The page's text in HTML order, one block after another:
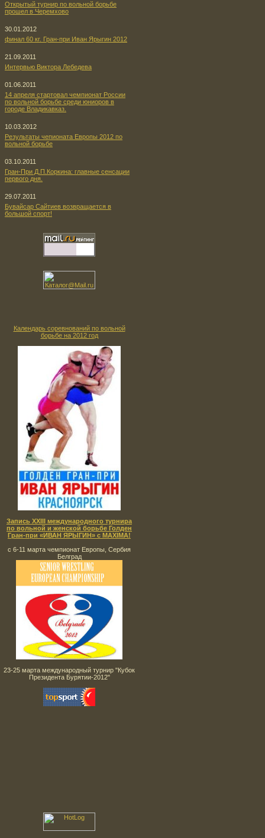
Открытый турнир по вольной борьбе
прошел в Черемхово
30.01.2012
финал 60 кг. Гран-при Иван Ярыгин 2012
21.09.2011
Интервью Виктора Лебедева
01.06.2011
14 апреля стартовал чемпионат России
по вольной борьбе среди юниоров в
городе Владикавказ.
10.03.2012
Результаты чепионата Европы 2012 по
вольной борьбе
03.10.2011
Гран-При Д.П.Коркина: главные сенсации
первого дня.
29.07.2011
Бувайсар Сайтиев возвращается в
большой спорт!
Календарь соревнований по вольной
борьбе на 2012 год
Запись XXIII международного турнира
по вольной и женской борьбе Голден
Гран-при «ИВАН ЯРЫГИН» с MAXIMA!
с 6-11 марта чемпионат Европы, Сербия
Белград
23-25 марта международный турнир "Кубок
Президента Бурятии-2012"